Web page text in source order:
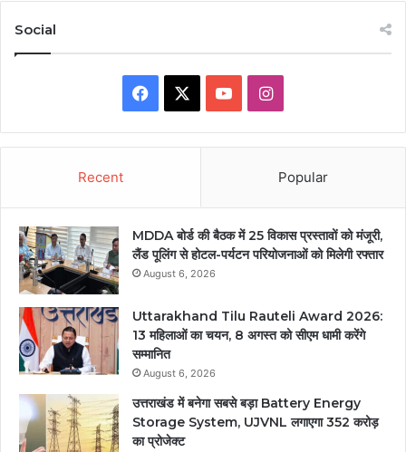
Social
Facebook YouTubeInstagram
Recent Popular
MDDA बोर्ड की बैठक में 25 विकास प्रस्तावों को मंजूरी,
लैंड पूलिंग से होटल-पर्यटन परियोजनाओं को मिलेगी रफ्तार
August 6, 2026
Uttarakhand Tilu Rauteli Award 2026:
13 महिलाओं का चयन, 8 अगस्त को सीएम धामी करेंगे
सम्मानित
August 6, 2026
उत्तराखंड में बनेगा सबसे बड़ा Battery Energy
Storage System, UJVNL लगाएगा 352 करोड़
का प्रोजेक्ट